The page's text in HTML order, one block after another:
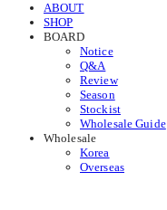
ABOUT
SHOP
BOARD
Notice
Q&A
Review
Season
Stockist
Wholesale Guide
Wholesale
Korea
Overseas